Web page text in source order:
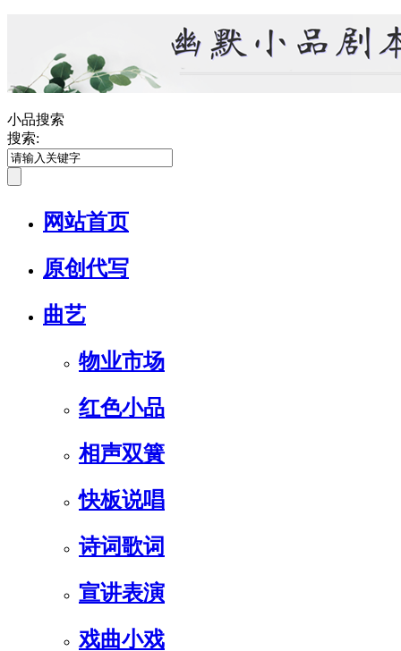
小品搜索
搜索:
网站首页
原创代写
曲艺
物业市场
红色小品
相声双簧
快板说唱
诗词歌词
宣讲表演
戏曲小戏